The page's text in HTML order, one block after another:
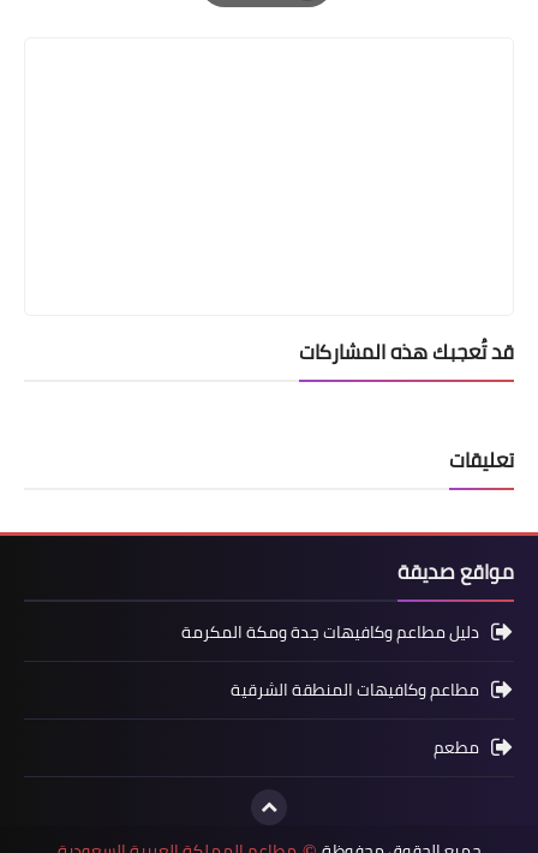
Print
قد تُعجبك هذه المشاركات
تعليقات
مواقع صديقة
دليل مطاعم وكافيهات جدة ومكة المكرمة
مطاعم وكافيهات المنطقة الشرقية
مطعم